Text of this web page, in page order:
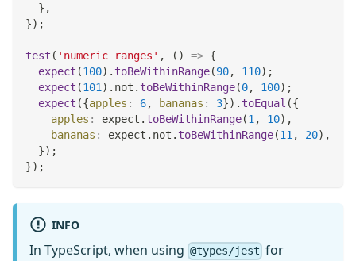
} ,
}) ;
test ( 'numeric ranges' , ( ) => {
expect (100) . toBeWithinRange(90, 110) ;
expect (101 ) . not . toBeWithinRange(0, 100) ;
expect ({apples : 6, bananas : 3}) . toEqual ({
apples : expect . toBeWithinRange(1 , 10) ,
bananas : expect . not . toBeWithinRange(11 , 20) ,
}) ;
}) ;
INFO
In TypeScript, when using @types/jest for